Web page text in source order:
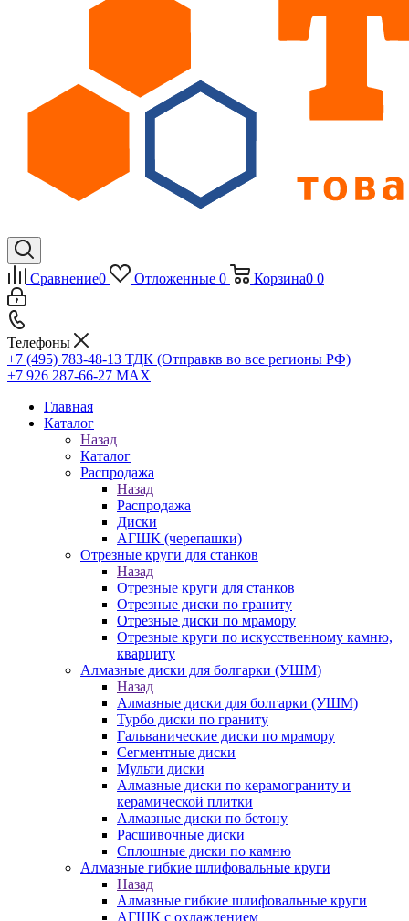
Сравнение0 Отложенные 0 Корзина0 0
Телефоны
+7 (495) 783-48-13 ТДК (Отправкв во все регионы РФ)
+7 926 287-66-27 МАХ
Главная
Каталог
Назад
Каталог
Распродажа
Назад
Распродажа
Диски
АГШК (черепашки)
Отрезные круги для станков
Назад
Отрезные круги для станков
Отрезные диски по граниту
Отрезные диски по мрамору
Отрезные круги по искусственному камню,
кварциту
Алмазные диски для болгарки (УШМ)
Назад
Алмазные диски для болгарки (УШМ)
Турбо диски по граниту
Гальванические диски по мрамору
Сегментные диски
Мульти диски
Алмазные диски по керамограниту и
керамической плитки
Алмазные диски по бетону
Расшивочные диски
Сплошные диски по камню
Алмазные гибкие шлифовальные круги
Назад
Алмазные гибкие шлифовальные круги
АГШК с охлаждением